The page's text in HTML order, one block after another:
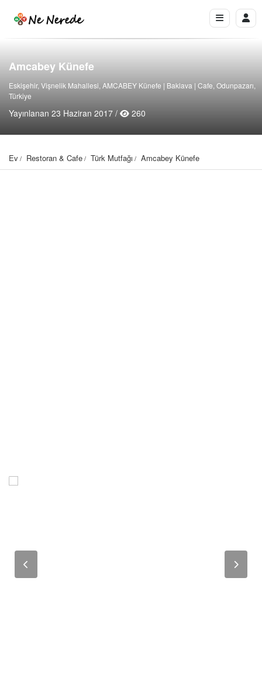
Amcabey Künefe
Eskişehir, Vişnelik Mahallesi, AMCABEY Künefe | Baklava | Cafe, Odunpazarı,
Türkiye
Yayınlanan 23 Haziran 2017 / 260
Ev Restoran & Cafe Türk Mutfağı Amcabey Künefe